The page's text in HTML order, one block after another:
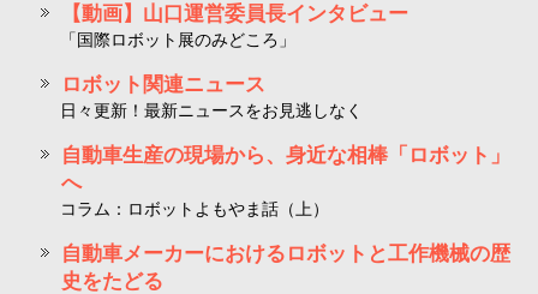
【動画】山口運営委員長インタビュー
「国際ロボット展のみどころ」
ロボット関連ニュース
日々更新！最新ニュースをお見逃しなく
自動車生産の現場から、身近な相棒「ロボット」
へ
コラム：ロボットよもやま話（上）
自動車メーカーにおけるロボットと工作機械の歴
史をたどる